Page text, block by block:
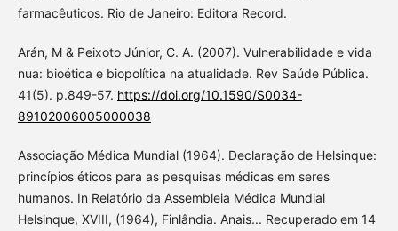
farmacêuticos. Rio de Janeiro: Editora Record.
Arán, M & Peixoto Júnior, C. A. (2007). Vulnerabilidade e vida
nua: bioética e biopolítica na atualidade. Rev Saúde Pública.
41(5). p.849-57. https://doi.org/10.1590/S0034-
89102006005000038
Associação Médica Mundial (1964). Declaração de Helsinque:
princípios éticos para as pesquisas médicas em seres
humanos. In Relatório da Assembleia Médica Mundial
Helsinque, XVIII, (1964), Finlândia. Anais... Recuperado em 14